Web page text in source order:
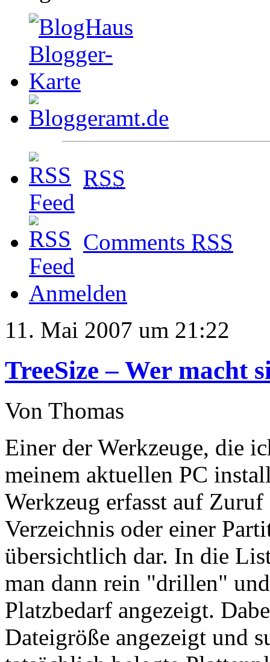
RSS
Comments RSS
Anmelden
11. Mai 2007 um 21:22
TreeSize – Wer macht
Von Thomas
Einer der Werkzeuge, die
meinem aktuellen PC
Werkzeug erfasst auf
Verzeichnis oder einer
übersichtlich dar. In die
man dann rein "drillen"
Platzbedarf angezeigt.
Dateigröße angezeigt und